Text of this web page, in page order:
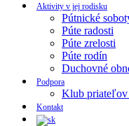
Aktivity v jej rodisku
Pútnické
Púte radosti
Púte zrelosti
Púte rodín
Duchovné
Podpora
Klub priateľov
Kontakt